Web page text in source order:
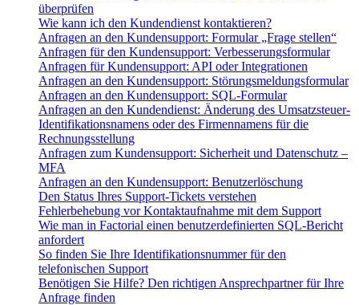
überprüfen
Wie kann ich den Kundendienst kontaktieren?
Anfragen an den Kundensupport: Formular „Frage stellen“
Anfragen für den Kundensupport: Verbesserungsformular
Anfragen für Kundensupport: API oder Integrationen
Anfragen an den Kundensupport: Störungsmeldungsformular
Anfragen an den Kundensupport: SQL-Formular
Anfragen an den Kundendienst: Änderung des Umsatzsteuer-
Identifikationsnamens oder des Firmennamens für die
Rechnungsstellung
Anfragen zum Kundensupport: Sicherheit und Datenschutz –
MFA
Anfragen an den Kundensupport: Benutzerlöschung
Den Status Ihres Support-Tickets verstehen
Fehlerbehebung vor Kontaktaufnahme mit dem Support
Wie man in Factorial einen benutzerdefinierten SQL-Bericht
anfordert
So finden Sie Ihre Identifikationsnummer für den
telefonischen Support
Benötigen Sie Hilfe? Den richtigen Ansprechpartner für Ihre
Anfrage finden